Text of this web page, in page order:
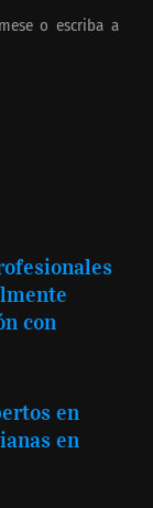
o escriba a
con
en
en